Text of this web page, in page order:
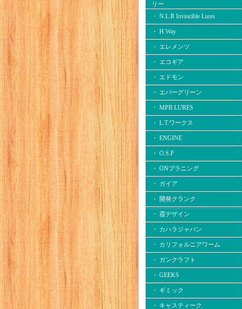
リー
・ N.L.R Invincible Lures
・ H.Way
・ エレメンツ
・ エコギア
・ エドモン
・ エバーグリーン
・ MPB LURES
・ L.T.ワークス
・ ENGINE
・ O.S.P
・ ONプラニング
・ ガイア
・ 開発クランク
・ 霞デザイン
・ カハラジャパン
・ カリフォルニアワーム
・ ガンクラフト
・ GEEKS
・ ギミック
・ キャスティーク